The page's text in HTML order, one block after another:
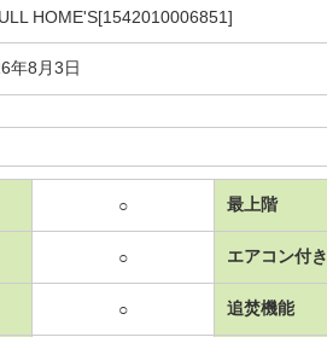
HOME'S[1542010006851]
年8月3日
○ 最上階
○ エアコン付き
○ 追焚機能